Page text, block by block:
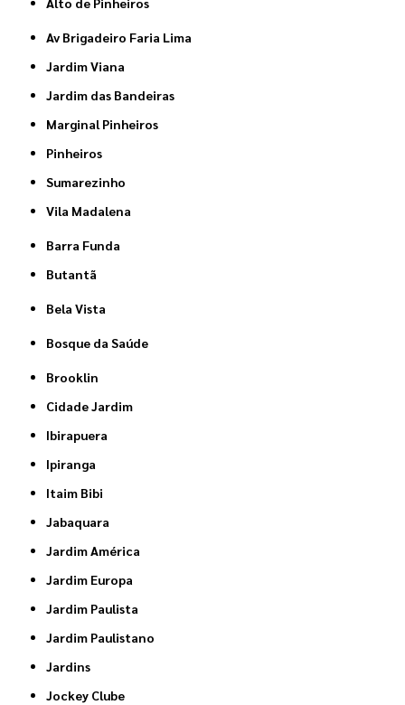
Av Brigadeiro Faria Lima
Jardim Viana
Jardim das Bandeiras
Marginal Pinheiros
Pinheiros
Sumarezinho
Vila Madalena
Barra Funda
Butantã
Bela Vista
Bosque da Saúde
Brooklin
Cidade Jardim
Ibirapuera
Ipiranga
Itaim Bibi
Jabaquara
Jardim América
Jardim Europa
Jardim Paulista
Jardim Paulistano
Jardins
Jockey Clube